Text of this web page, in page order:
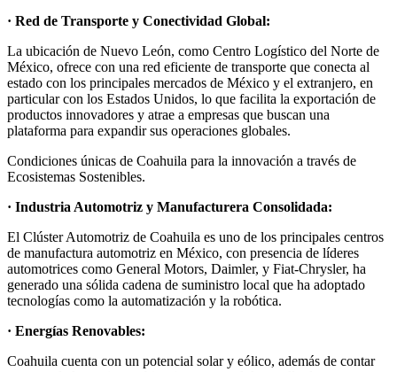
· Red de Transporte y Conectividad Global:
La ubicación de Nuevo León, como Centro Logístico del Norte de
México, ofrece con una red eficiente de transporte que conecta al
estado con los principales mercados de México y el extranjero, en
particular con los Estados Unidos, lo que facilita la exportación de
productos innovadores y atrae a empresas que buscan una
plataforma para expandir sus operaciones globales.
Condiciones únicas de Coahuila para la innovación a través de
Ecosistemas Sostenibles.
· Industria Automotriz y Manufacturera Consolidada:
El Clúster Automotriz de Coahuila es uno de los principales centros
de manufactura automotriz en México, con presencia de líderes
automotrices como General Motors, Daimler, y Fiat-Chrysler, ha
generado una sólida cadena de suministro local que ha adoptado
tecnologías como la automatización y la robótica.
· Energías Renovables:
Coahuila cuenta con un potencial solar y eólico, además de contar